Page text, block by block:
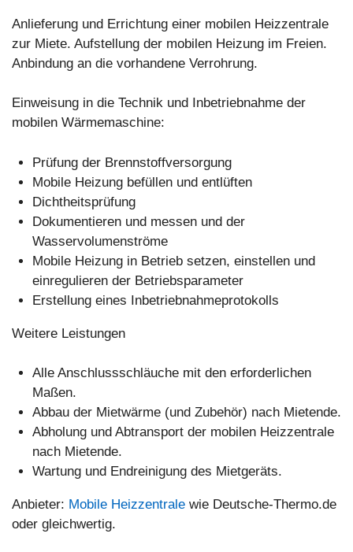
Anlieferung und Errichtung einer mobilen Heizzentrale
zur Miete. Aufstellung der mobilen Heizung im Freien.
Anbindung an die vorhandene Verrohrung.
Einweisung in die Technik und Inbetriebnahme der
mobilen Wärmemaschine:
Prüfung der Brennstoffversorgung
Mobile Heizung befüllen und entlüften
Dichtheitsprüfung
Dokumentieren und messen und der
Wasservolumenströme
Mobile Heizung in Betrieb setzen, einstellen und
einregulieren der Betriebsparameter
Erstellung eines Inbetriebnahmeprotokolls
Weitere Leistungen
Alle Anschlussschläuche mit den erforderlichen
Maßen.
Abbau der Mietwärme (und Zubehör) nach Mietende.
Abholung und Abtransport der mobilen Heizzentrale
nach Mietende.
Wartung und Endreinigung des Mietgeräts.
Anbieter: Mobile Heizzentrale wie Deutsche-Thermo.de
oder gleichwertig.